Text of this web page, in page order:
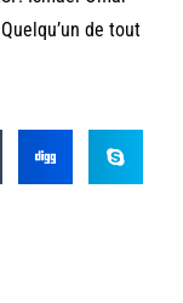
de tout